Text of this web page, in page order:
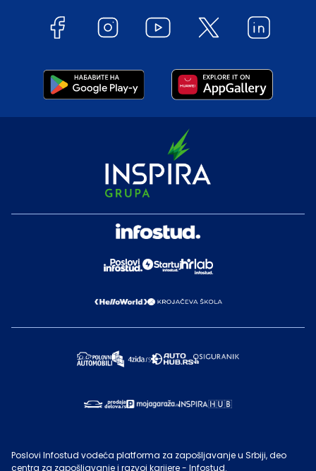
Poslovi Infostud vodeća platforma za zapošljavanje u Srbiji, deo
centra za zapošljavanje i razvoj karijere - Infostud.